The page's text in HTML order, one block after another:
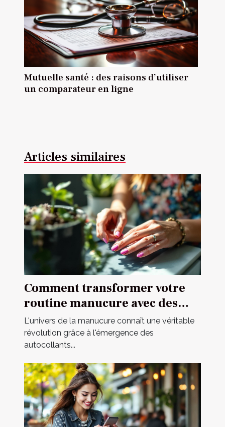
Mutuelle santé : des raisons d’utiliser
un comparateur en ligne
Articles similaires
Comment transformer votre
routine manucure avec des
autocollants ?
L'univers de la manucure connaît une véritable
révolution grâce à l'émergence des
autocollants...